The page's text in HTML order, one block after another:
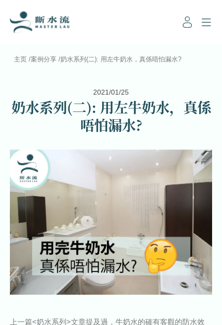
主页 /案例分享 /奶水系列(二): 用左牛奶水，真係唔怕漏水?
2021/01/25
奶水系列(二): 用左牛奶水，真係
唔怕漏水?
上一篇<奶水系列>文章提及過，牛奶水的確有客觀的防水效